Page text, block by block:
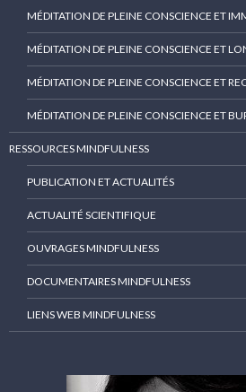
MÉDITATION DE PLEINE CONSCIENCE ET
MÉDITATION DE PLEINE CONSCIENCE ET
MÉDITATION DE PLEINE CONSCIENCE ET
MÉDITATION DE PLEINE CONSCIENCE ET
RESSOURCES MINDFULNESS
PUBLICATION ET ACTUALITÉS
ACTUALITÉ SCIENTIFIQUE
OUVRAGES MINDFULNESS
DOCUMENTAIRES MINDFULNESS
LIENS WEB MINDFULNESS